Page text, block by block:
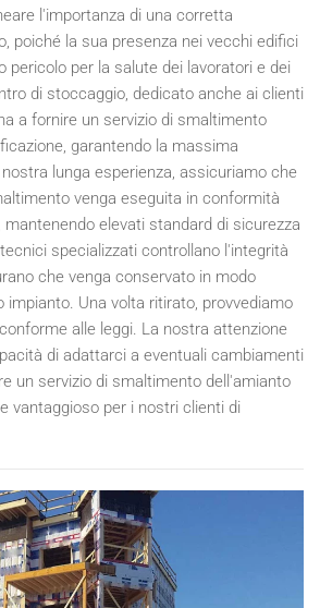
l'importanza di una corretta
poiché la sua presenza nei vecchi edifici
pericolo per la salute dei lavoratori e dei
di stoccaggio, dedicato anche ai clienti
a fornire un servizio di smaltimento
garantendo la massima
lunga esperienza, assicuriamo che
venga eseguita in conformità
elevati standard di sicurezza
specializzati controllano l'integrità
che venga conservato in modo
impianto. Una volta ritirato, provvediamo
alle leggi. La nostra attenzione
di adattarci a eventuali cambiamenti
un servizio di smaltimento dell'amianto
vantaggioso per i nostri clienti di